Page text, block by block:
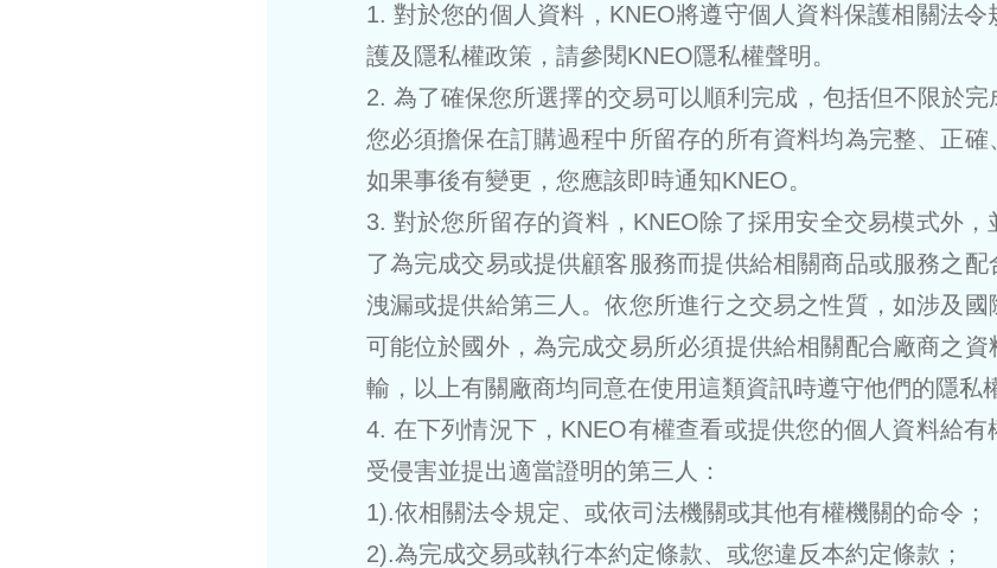
1. 對於您的個人資料，KNEO將遵守個人資料保護相關法
護及隱私權政策，請參閱KNEO隱私權聲明。
2. 為了確保您所選擇的交易可以順利完成，包括但不限於完
您必須擔保在訂購過程中所留存的所有資料均為完整、正確
如果事後有變更，您應該即時通知KNEO。
3. 對於您所留存的資料，KNEO除了採用安全交易模式外
了為完成交易或提供顧客服務而提供給相關商品或服務之
洩漏或提供給第三人。依您所進行之交易之性質，如涉及
可能位於國外，為完成交易所必須提供給相關配合廠商之
輸，以上有關廠商均同意在使用這類資訊時遵守他們的隱私
4. 在下列情況下，KNEO有權查看或提供您的個人資料給有
受侵害並提出適當證明的第三人：
1).依相關法令規定、或依司法機關或其他有權機關的命令；
2).為完成交易或執行本約定條款、或您違反本約定條款；